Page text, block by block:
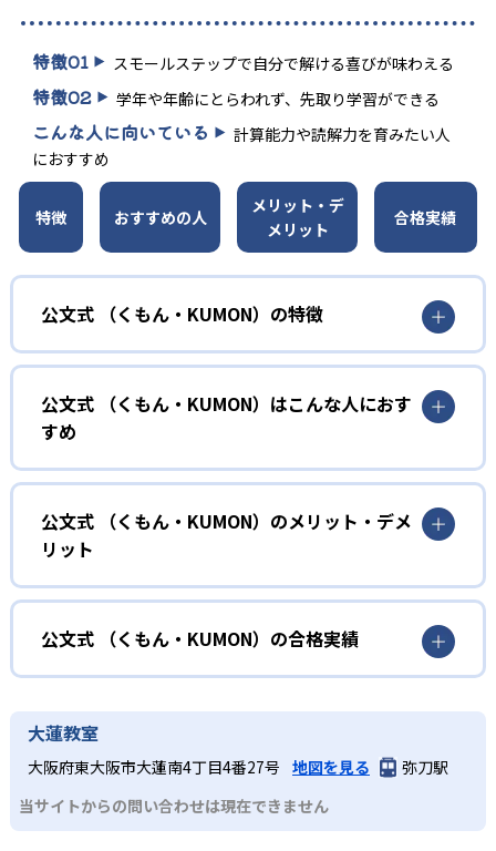
特徴01 スモールステップで自分で解ける喜びが味わえる
特徴02 学年や年齢にとらわれず、先取り学習ができる
こんな人に向いている
計算能力や読解力を育みたい人
におすすめ
特徴 おすすめの人
メリット・デ
メリット
合格実績
公文式 （くもん・KUMON）の特徴
01
無学年式の学力別学習
KUMONでは、年齢や学年にとらわれずに、一人ひとりの学
力に応じたレベルから学習を始めている。
確実に100点が取れるレベルから少しずつ難易度を上げてい
しさを経験できる。
KUMONの教材は、簡単な問題から高度な問題へと、スモー
ルステップで進んでいけるよう工夫されている。このスタ
イルは子どもの学習意欲をかき立てるため、教えてもらう
という受け身の姿勢ではなく、自ら進んで学ぶ姿勢を身に
つけられるだろう。
また、自学学習スタイルで学ぶ子どもたちは、自らの学習
課題に気がつくようになる。学年を超えた範囲も学習でき
03 フレキシブルな受講スタイル
公文式 （くもん・KUMON）はこんな人におす
すめ
幼児
小学校に入る準備をしたい幼児向け
KUMONでは細かいステップに分かれた教材で、わかる楽し
さを経験しながら無理なく力を高めていける。
性格や学習への取り組み姿勢に合わせて内容も調整するた
め、小学校に入ってもつまずきにくい学力を身につけられ
るだろう。
中学に向けて苦手教科を克服したい子ども向け
KUMONでは経験豊富な先生が、子どものやる気を引き出せ
る。苦手な科目でも自分で解けた達成感を味わうことで、
少しずつ苦手意識を克服できるだろう。
公文式 （くもん・KUMON）のメリット・デメ
リット
どんなメリットがある？
KUMONでは自学自習スタイルで勉強するため、集中力や目
標に向かって頑張りやり抜く力を育むことができる。ま
た、年齢や学年にとらわれずに自分の学力に相応したレベ
ルから学習できるため、難しすぎてやる気を損ねたり、簡
単すぎて退屈することもない。
どんなデメリットがある？
KUMONでは、中高生のクラスでも数学・英語・国語の3教
科に限られるため、その他の教科に関しては他塾を検討す
公文式 （くもん・KUMON）の合格実績
KUMONは、公式サイトでは合格実績は公開していない。志
望校への実績があるかどうかは、通う予定の教室に問い合
わせたい。
大蓮教室
大阪府東大阪市大蓮南4丁目4番27号 地図を見る
弥刀駅
当サイトからの問い合わせは現在できません